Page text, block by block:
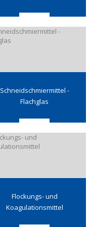
Schneidschmiermittel -
Flachglas
Flockungs- und
Koagulationsmittel